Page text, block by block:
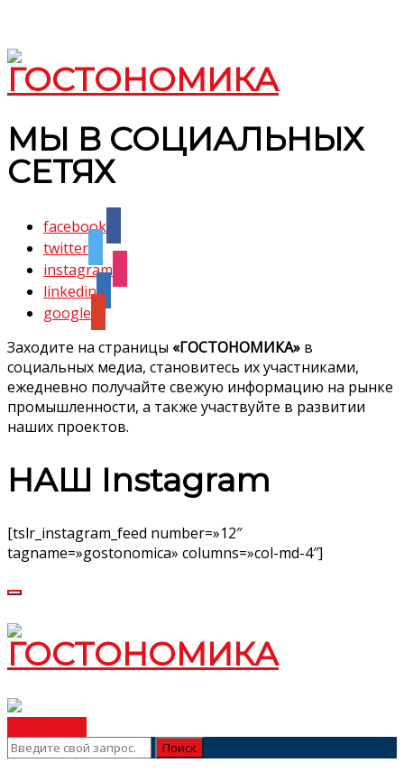
МЫ В СОЦИАЛЬНЫХ
СЕТЯХ
facebook
twitter
instagram
linkedin
google
Заходите на страницы «ГОСТОНОМИКА» в
социальных медиа, становитесь их участниками,
ежедневно получайте свежую информацию на рынке
промышленности, а также участвуйте в развитии
наших проектов.
НАШ Instagram
[tslr_instagram_feed number=»12″
tagname=»gostonomica» columns=»col-md-4″]